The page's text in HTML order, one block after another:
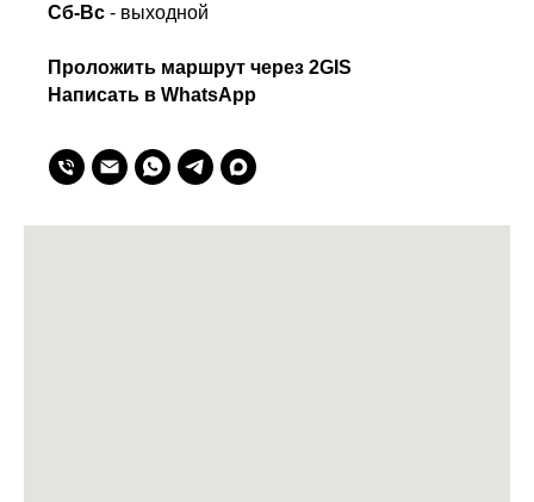
Сб-Вс - выходной
Проложить маршрут через 2GIS
Написать в WhatsApp